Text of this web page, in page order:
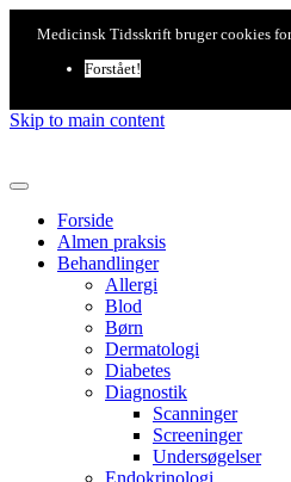
Medicinsk Tidsskrift bruger cookies
Forstået!
Skip to main content
Forside
Almen praksis
Behandlinger
Allergi
Blod
Børn
Dermatologi
Diabetes
Diagnostik
Scanninger
Screeninger
Undersøgelser
Endokrinologi